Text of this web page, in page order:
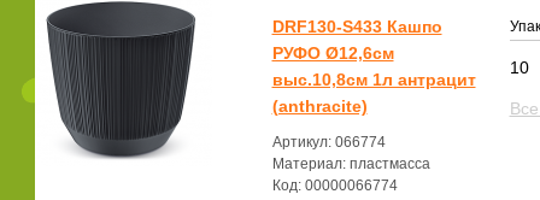
DRF130-S433 Кашпо
РУФО Ø12,6см
выс.10,8см 1л антрацит
(anthracite)
Артикул: 066774
Материал: пластмасса
Код: 00000066774
10